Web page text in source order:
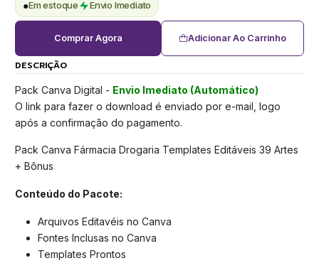
●Em estoque Envio Imediato
Adicionar Ao Carrinho
Comprar Agora
DESCRIÇÃO
Pack Canva Digital - Envio Imediato (Automático)
O link para fazer o download é enviado por e-mail, logo
após a confirmação do pagamento.
Pack Canva Fármacia Drogaria Templates Editáveis 39 Artes
+ Bônus
Conteúdo do Pacote:
Arquivos Editavéis no Canva
Fontes Inclusas no Canva
Templates Prontos